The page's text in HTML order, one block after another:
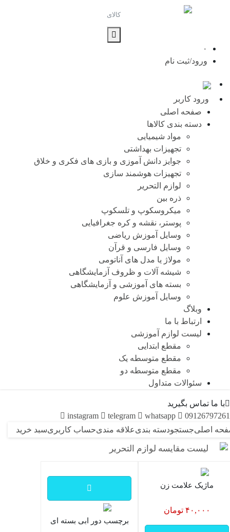
۰
ورود/ثبت نام
ورود کاربر
صفحه اصلی
دسته بندی کالاها
مواد شیمیایی
تجهیزات بهداشتی
جوایز دانش آموزی و بازی های فکری و خلاق
تجهیزات هوشمند سازی
لوازم التحریر
ذره بین
میکروسکوپ و تلسکوپ
پوستر، نقشه و کره جغرافیایی
وسایل آموزش ریاضی
وسایل فارسی و قرآن
مولاژ یا مدل های آناتومی
شیشه آلات و ظروف آزمایشگاهی
بسته های آموزشی و آزمایشگاهی
وسایل آموزش علوم
وبلاگ
ارتباط با ما
لیست لوازم آموزشی
مقطع ابتدایی
مقطع متوسطه یک
مقطع متوسطه دو
سئوالات متداول
با ما تماس بگیرید
instagram
telegram whatsapp
09126797261
اصلیجستجودسته بندیعلاقه مندیحساب کاربریسبد خرید
لیست مقایسه لوازم التحریر
ماژیک علامت زن
۴۰,۰۰۰ تومان
برچسب دور ابی بسته ای